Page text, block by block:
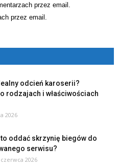
przez email.
przez email.
odcień karoserii?
rodzajach i właściwościach
2026
oddać skrzynię biegów do
serwisu?
2026